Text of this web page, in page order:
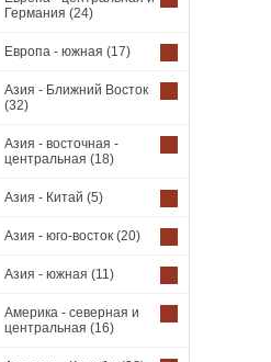
Германия (24)
Европа - южная (17)
Азия - Ближний Восток
(32)
Азия - восточная -
центральная (18)
Азия - Китай (5)
Азия - юго-восток (20)
Азия - южная (11)
Америка - северная и
центральная (16)